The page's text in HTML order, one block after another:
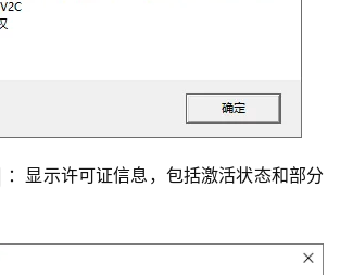
注册
：显示许可证信息，包括激活状态和部分